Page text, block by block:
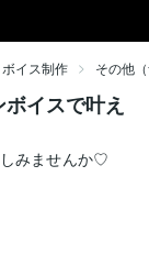
イス制作 その他
イスで叶え
みませんか♡